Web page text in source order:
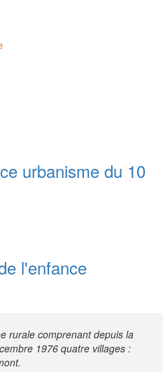
urbanisme du 10
l'enfance
rurale comprenant depuis la
1976 quatre villages :